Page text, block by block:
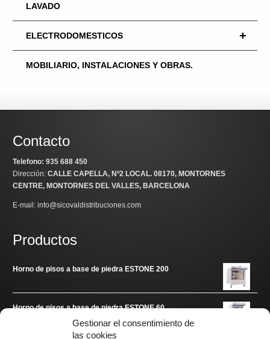
Gestionar el consentimiento de
las cookies
LAVADO
+
ELECTRODOMESTICOS
MOBILIARIO, INSTALACIONES Y OBRAS.
Contacto
Telefono: 935 688 450
Dirección:CALLE CAPELLA, Nº2 LOCAL. 08170, MONTORNES
CENTRE, MONTORNES DEL VALLES, BARCELONA
E-mail: info@sicovaldistribuciones.com
Productos
Horno de pisos a base de piedra ESTONE 200
Horno de pisos a base de piedra ESTONE 60